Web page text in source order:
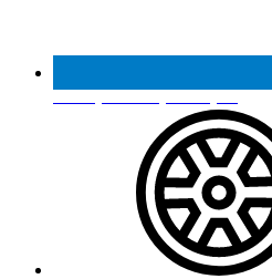
Реестр МинПромТорга